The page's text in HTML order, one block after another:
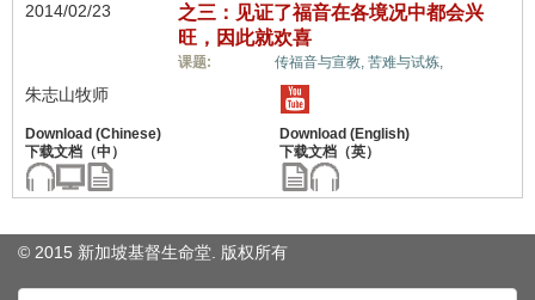
2014/02/23
之三：见证了福音在各境况中都会兴
旺，因此就欢喜
课题: 传福音与宣教, 苦难与试炼,
朱志山牧师
© 2015 新加坡基督生命堂. 版权所有